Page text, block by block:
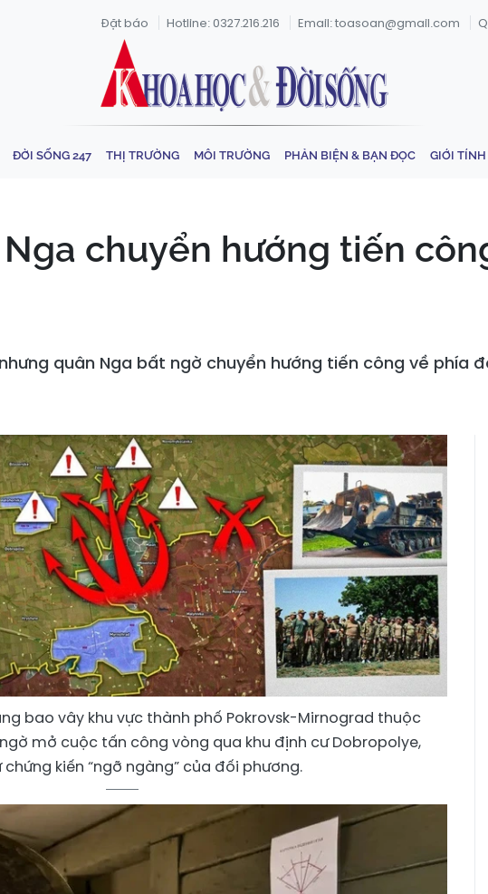
Đặt báo Hotline: 0327.216.216 Email: toasoan@gmail.com
ĐỜI SỐNG 247 THỊ TRƯỜNG MÔI TRƯỜNG PHẢN BIỆN & BẠN ĐỌC GIỚI
chuyển hướng tiến
quân Nga bất ngờ chuyển hướng tiến công về phía
bao vây khu vực thành phố Pokrovsk-Mirnograd thuộc
mở cuộc tấn công vòng qua khu định cư Dobropolye,
chứng kiến “ngỡ ngàng” của đối phương.